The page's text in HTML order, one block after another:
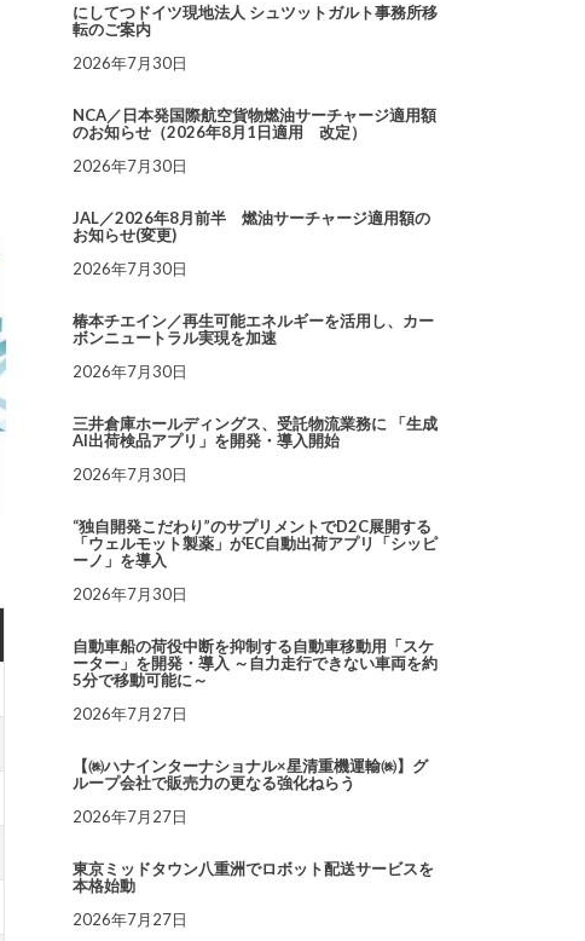
にしてつドイツ現地法人 シュツットガルト事務所移
転のご案内
2026年7月30日
NCA／日本発国際航空貨物燃油サーチャージ適用額
のお知らせ（2026年8月1日適用 改定）
2026年7月30日
JAL／2026年8月前半 燃油サーチャージ適用額の
お知らせ(変更)
2026年7月30日
椿本チエイン／再生可能エネルギーを活用し、カー
ボンニュートラル実現を加速
2026年7月30日
三井倉庫ホールディングス、受託物流業務に 「生成
AI出荷検品アプリ」を開発・導入開始
2026年7月30日
“独自開発こだわり”のサプリメントでD2C展開する
「ウェルモット製薬」がEC自動出荷アプリ「シッピ
ーノ」を導入
2026年7月30日
自動車船の荷役中断を抑制する自動車移動用「スケ
ーター」を開発・導入 ～自力走行できない車両を約
5分で移動可能に～
2026年7月27日
【㈱ハナインターナショナル×星清重機運輸㈱】グ
ループ会社で販売力の更なる強化ねらう
2026年7月27日
東京ミッドタウン八重洲でロボット配送サービスを
本格始動
2026年7月27日